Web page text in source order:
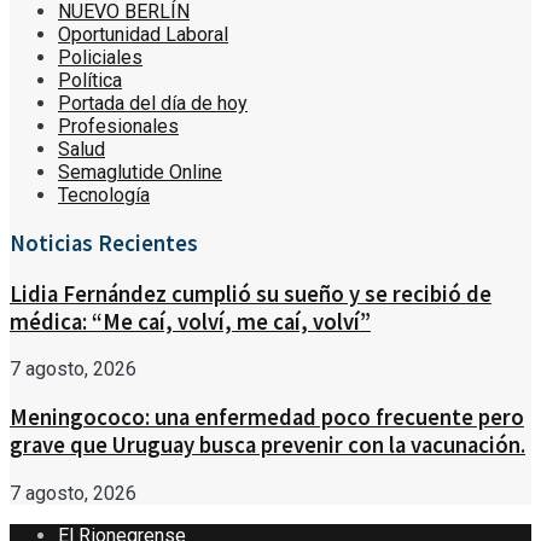
NUEVO BERLÍN
Oportunidad Laboral
Policiales
Política
Portada del día de hoy
Profesionales
Salud
Semaglutide Online
Tecnología
Noticias Recientes
Lidia Fernández cumplió su sueño y se recibió de
médica: “Me caí, volví, me caí, volví”
7 agosto, 2026
Meningococo: una enfermedad poco frecuente pero
grave que Uruguay busca prevenir con la vacunación.
7 agosto, 2026
El Rionegrense